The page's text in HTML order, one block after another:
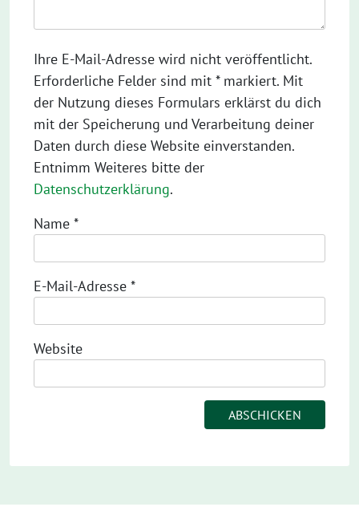
Ihre E-Mail-Adresse wird nicht veröffentlicht.
Erforderliche Felder sind mit * markiert. Mit
der Nutzung dieses Formulars erklärst du dich
mit der Speicherung und Verarbeitung deiner
Daten durch diese Website einverstanden.
Entnimm Weiteres bitte der
Datenschutzerklärung.
Name *
E-Mail-Adresse *
Website